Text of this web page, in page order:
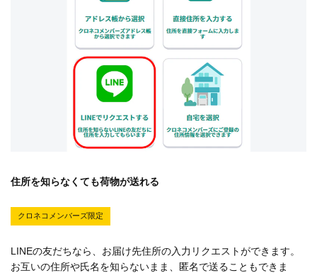
住所を知らなくても荷物が送れる
クロネコメンバーズ限定
LINEの友だちなら、お届け先住所の入力リクエストができます。
お互いの住所や氏名を知らないまま、匿名で送ることもできま